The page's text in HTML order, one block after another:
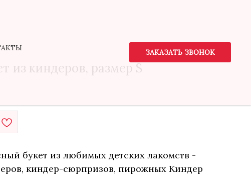
ЗАКАЗАТЬ ЗВОНОК
из киндеров, размер S
букет из любимых детских лакомств -
киндер-сюрпризов, пирожных Киндер